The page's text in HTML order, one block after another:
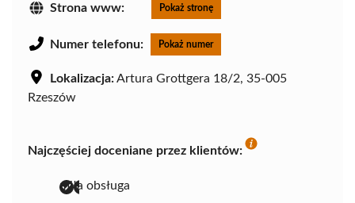
Strona www: Pokaż stronę
Numer telefonu: Pokaż numer
Lokalizacja:Artura Grottgera 18/2, 35-005
Rzeszów
Najczęściej doceniane przez klientów:
miła obsługa